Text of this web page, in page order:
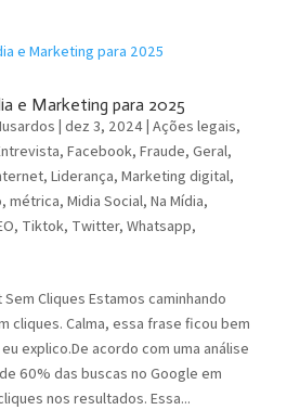
e Marketing para 2025
| dez 3, 2024| Ações legais,
, Facebook, Fraude, Geral,
, Liderança, Marketing digital,
, métrica, Midia Social, Na Mídia,
, Tiktok, Twitter, Whatsapp,
Cliques Estamos caminhando
cliques. Calma, essa frase ficou bem
explico.De acordo com uma análise
60% das buscas no Google em
nos resultados. Essa...